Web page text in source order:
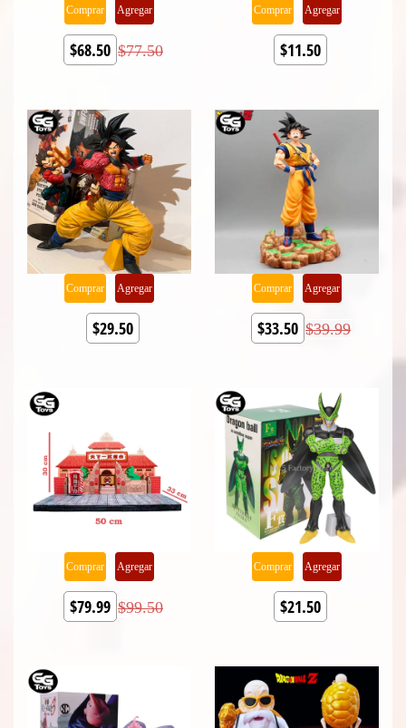
Comprar Agregar
$68.50 $77.50
Comprar Agregar
$11.50
Comprar Agregar
$29.50
Comprar Agregar
$33.50 $39.99
Comprar Agregar
$79.99 $99.50
Comprar Agregar
$21.50